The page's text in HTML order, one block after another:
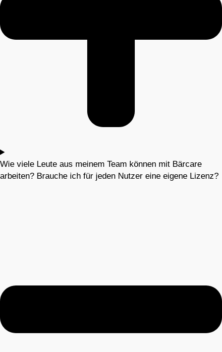
Wie viele Leute aus meinem Team können mit Bärcare
arbeiten? Brauche ich für jeden Nutzer eine eigene Lizenz?